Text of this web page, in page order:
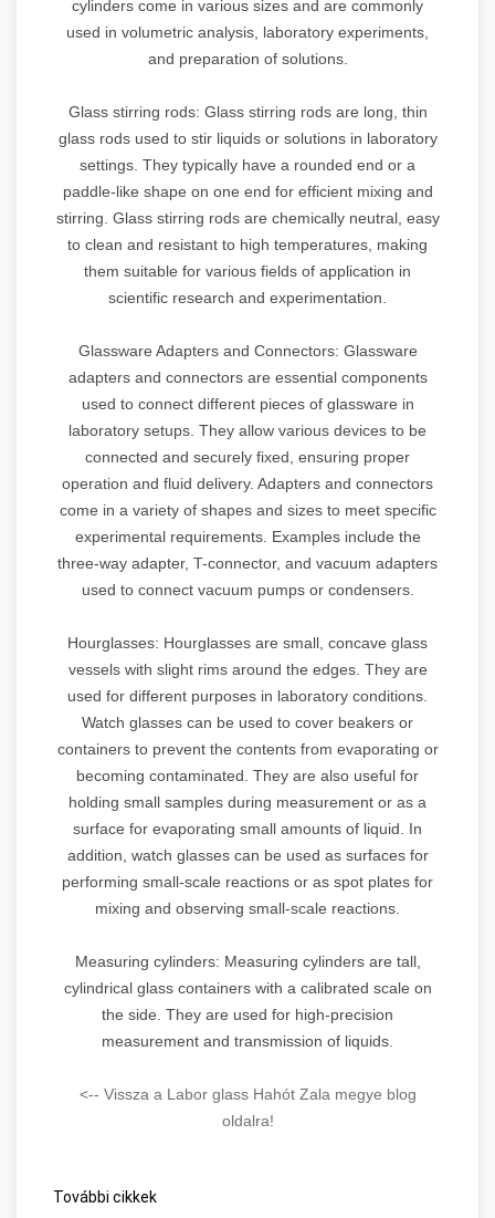
cylinders come in various sizes and are commonly
used in volumetric analysis, laboratory experiments,
and preparation of solutions.
Glass stirring rods: Glass stirring rods are long, thin
glass rods used to stir liquids or solutions in laboratory
settings. They typically have a rounded end or a
paddle-like shape on one end for efficient mixing and
stirring. Glass stirring rods are chemically neutral, easy
to clean and resistant to high temperatures, making
them suitable for various fields of application in
scientific research and experimentation.
Glassware Adapters and Connectors: Glassware
adapters and connectors are essential components
used to connect different pieces of glassware in
laboratory setups. They allow various devices to be
connected and securely fixed, ensuring proper
operation and fluid delivery. Adapters and connectors
come in a variety of shapes and sizes to meet specific
experimental requirements. Examples include the
three-way adapter, T-connector, and vacuum adapters
used to connect vacuum pumps or condensers.
Hourglasses: Hourglasses are small, concave glass
vessels with slight rims around the edges. They are
used for different purposes in laboratory conditions.
Watch glasses can be used to cover beakers or
containers to prevent the contents from evaporating or
becoming contaminated. They are also useful for
holding small samples during measurement or as a
surface for evaporating small amounts of liquid. In
addition, watch glasses can be used as surfaces for
performing small-scale reactions or as spot plates for
mixing and observing small-scale reactions.
Measuring cylinders: Measuring cylinders are tall,
cylindrical glass containers with a calibrated scale on
the side. They are used for high-precision
measurement and transmission of liquids.
<-- Vissza a Labor glass Hahót Zala megye blog
oldalra!
További cikkek